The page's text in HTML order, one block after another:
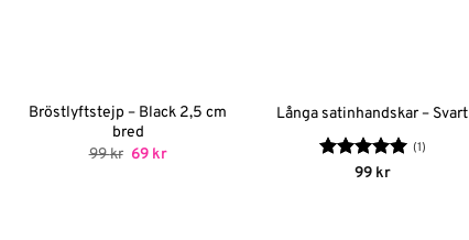
Bröstlyftstejp – Black 2,5 cm
bred
99kr Det
69 krDet
Långa satinhandskar – Svart
Betygsatt
(1)
99 kr